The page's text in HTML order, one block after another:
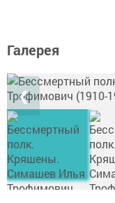
Галерея
❮